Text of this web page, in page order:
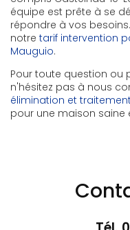
équipe est prête à se
répondre à vos
notre tarif intervention
Mauguio.
Pour toute question ou
n'hésitez pas à nous
élimination et
pour une maison saine